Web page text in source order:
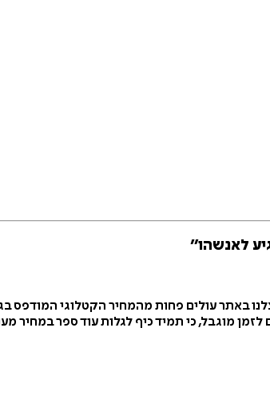
לאנשהו״
באתר עולים פחות מהמחיר הקטלוגי המודפס
מוגבל, כי תמיד כיף לגלות עוד ספר במחיר